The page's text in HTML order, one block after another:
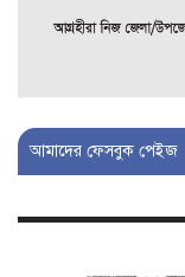
আমাদের ফেসবুক পেইজ